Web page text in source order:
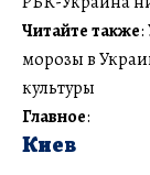
Читайте также:
морозы в
культуры
Главное:
Киев